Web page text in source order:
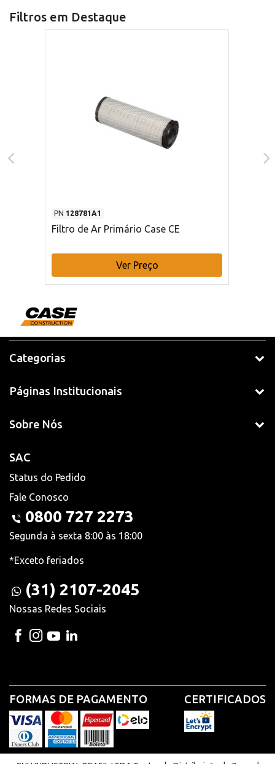
Filtros em Destaque
PN 128781A1
Filtro de Ar Primário Case CE
Ver Preço
Categorias
Páginas Institucionais
Sobre Nós
SAC
Status do Pedido
Fale Conosco
0800 727 2273
Segunda à sexta 8:00 às 18:00
*Exceto feriados
(31) 2107-2045
Nossas Redes Sociais
FORMAS DE PAGAMENTO CERTIFICADOS